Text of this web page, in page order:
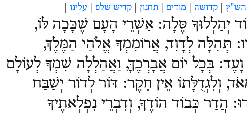
הש"ץ קדושה מודים תחנון קדיש שלם עלינו
יְהַלְלוּךָ סֶּלָה: אַשְׁרֵי הָעָם שֶׁכָּכָה לּוֹ,
תְּהִלָּה לְדָוִד, אֲרוֹמִמְךָ אֱלֹהַי הַמֶּלֶךְ,
בְּכָל יוֹם אֲבָרְכֶךָּ, וַאֲהַלְלָה שִׁמְךָ לְעוֹלָם
וְלִגְדֻלָּתוֹ אֵין חֵקֶר: דּוֹר לְדוֹר יְשַׁבַּח
הֲדַר כְּבוֹד הוֹדֶךָ, וְדִבְרֵי נִפְלְאתֶיךָ